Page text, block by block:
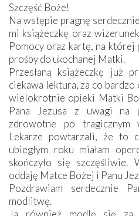
Szczęść Boże!
Na wstępie pragnę
mi książeczkę oraz
Pomocy oraz kartę, na której
prośby do ukochanej Matki.
Przesłaną książeczkę już
ciekawa lektura, za co bardzo
wielokrotnie opieki Matki
Pana Jezusa z uwagi na
zdrowotne po tragicznym
Lekarze powtarzali, że to
ubiegłym roku miałam
skończyło się szczęśliwie.
oddaję Matce Bożej i Panu
Pozdrawiam serdecznie
modlitwę.